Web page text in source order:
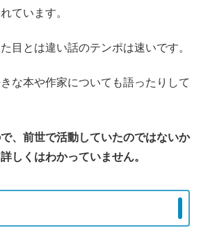
ています。
目とは違い話のテンポは速いです。
な本や作家についても語ったりして
、前世で活動していたのではないか
しくはわかっていません。